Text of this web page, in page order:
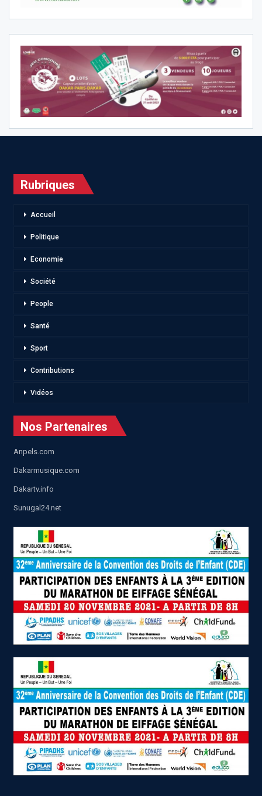
Rubriques
Accueil
Politique
Economie
Société
People
Santé
Sport
Contributions
Vidéos
Nos Partenaires
Anpels.com
Dakarmusique.com
Dakartv.info
Sunugal24.net